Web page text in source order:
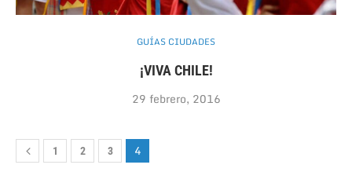
GUÍAS CIUDADES
¡VIVA CHILE!
29 febrero, 2016
1 2 3 4